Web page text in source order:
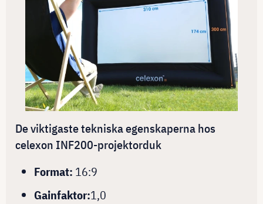
De viktigaste tekniska egenskaperna hos
celexon INF200-projektorduk
Format: 16:9
Gainfaktor:1,0